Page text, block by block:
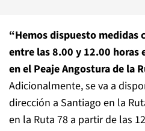
“Hemos dispuesto medidas
entre las 8.00 y 12.00 horas
en el Peaje Angostura de la
Adicionalmente, se va a
dirección a Santiago en la
en la Ruta 78 a partir de las